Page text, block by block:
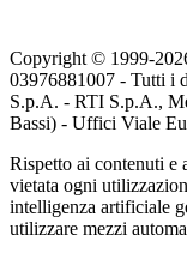
Copyright © 1999-
03976881007 - Tutti i
S.p.A. - RTI S.p.A.,
Bassi) - Uffici Viale
Rispetto ai contenuti e
vietata ogni
intelligenza artificiale
utilizzare mezzi